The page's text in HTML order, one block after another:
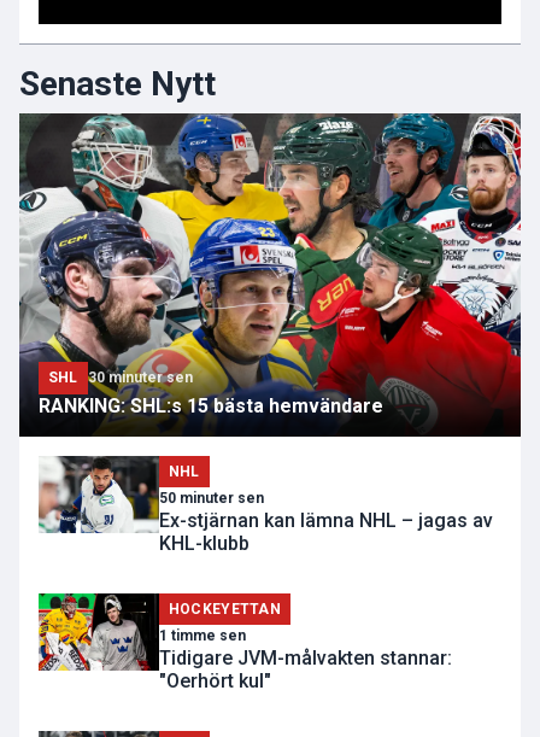
Senaste Nytt
SHL 30 minuter sen
RANKING: SHL:s 15 bästa hemvändare
NHL
50 minuter sen
Ex-stjärnan kan lämna NHL – jagas av
KHL-klubb
HOCKEYETTAN
1 timme sen
Tidigare JVM-målvakten stannar:
"Oerhört kul"